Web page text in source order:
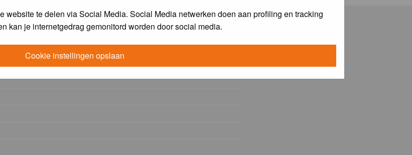
website te delen via Social Media. Social Media netwerken doen aan profiling en tracking
kan je internetgedrag gemonitord worden door social media.
Cookie instellingen opslaan